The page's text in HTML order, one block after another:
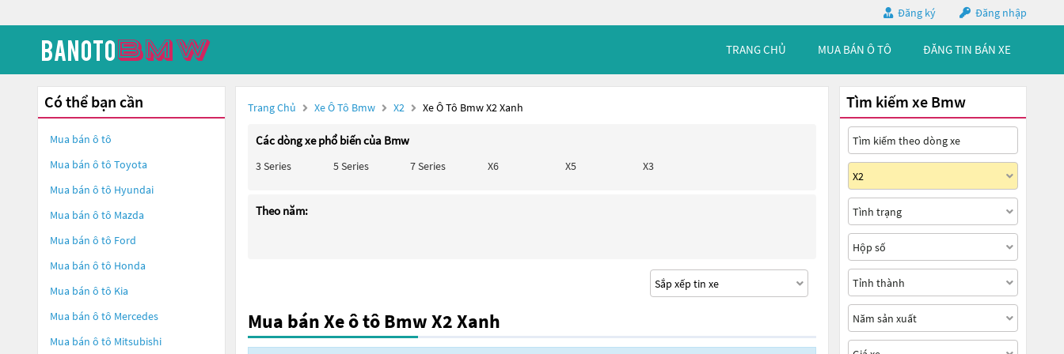
Đăng ký Đăng nhập
TRANG CHỦ MUA BÁN Ô TÔ ĐĂNG TIN BÁN XE
Có thể bạn cần
Mua bán ô tô
Mua bán ô tô Toyota
Mua bán ô tô Hyundai
Mua bán ô tô Mazda
Mua bán ô tô Ford
Mua bán ô tô Honda
Mua bán ô tô Kia
Mua bán ô tô Mercedes
Mua bán ô tô Mitsubishi
Trang Chủ Xe Ô Tô Bmw X2 Xe Ô Tô Bmw X2 Xanh
Các dòng xe phổ biến của Bmw
3 Series 5 Series 7 Series X6 X5 X3
Theo năm:
Mua bán Xe ô tô Bmw X2 Xanh
Tìm kiếm xe Bmw